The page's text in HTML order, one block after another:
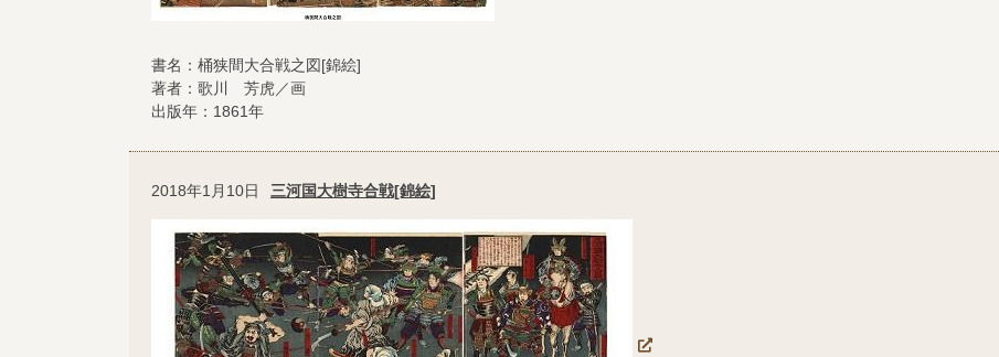
書名：桶狭間大合戦之図[錦絵]
著者：歌川 芳虎／画
出版年：1861年
2018年1月10日 三河国大樹寺合戦[錦絵]